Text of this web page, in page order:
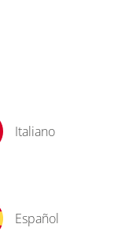
Italiano
Español